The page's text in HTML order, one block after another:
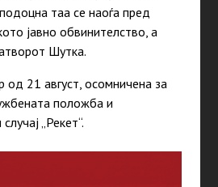
таа се наоѓа пред
јавно обвинителство, а
Шутка.
од 21 август, осомничена за
положба и
„Рекет“.